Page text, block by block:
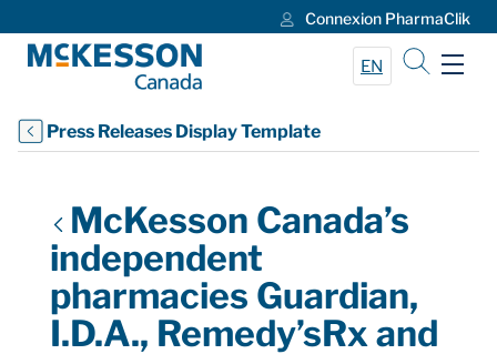
Connexion PharmaClik
EN
Press Releases Display Template
McKesson Canada’s
independent
pharmacies Guardian,
I.D.A., Remedy’sRx and